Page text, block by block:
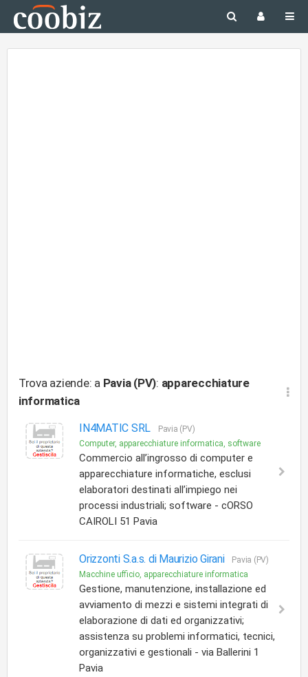
Trova aziende: a Pavia (PV): apparecchiature
informatica
IN4MATIC SRL
Pavia (PV)
Computer, apparecchiature informatica, software
Commercio all’ingrosso di computer e
apparecchiature informatiche, esclusi
elaboratori destinati all’impiego nei
processi industriali; software - cORSO
CAIROLI 51 Pavia
Orizzonti S.a.s. di Maurizio Girani
Pavia (PV)
Macchine ufficio, apparecchiature informatica
Gestione, manutenzione, installazione ed
avviamento di mezzi e sistemi integrati di
elaborazione di dati ed organizzativi;
assistenza su problemi informatici, tecnici,
organizzativi e gestionali - via Ballerini 1
Pavia